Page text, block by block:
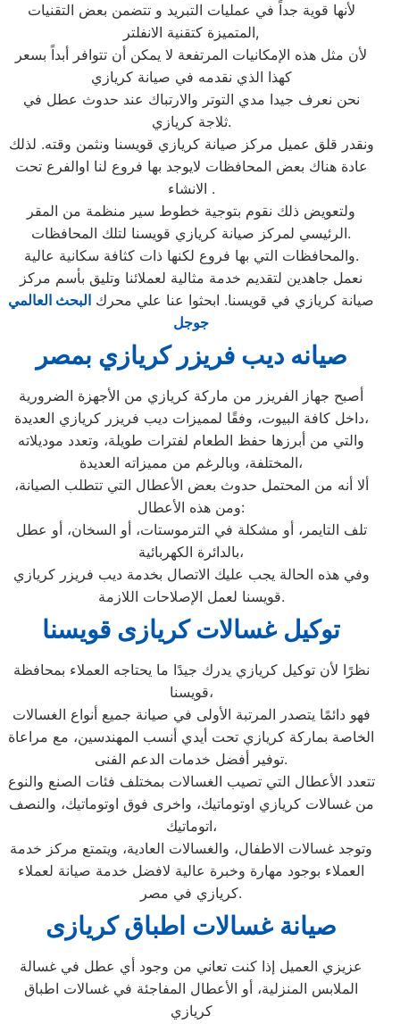
لأنها قوية جداً في عمليات التبريد و تتضمن بعض التقنيات
المتميزة كتقنية الانفلتر,
لأن مثل هذه الإمكانيات المرتفعة لا يمكن أن تتوافر أبداً بسعر
كهذا الذي نقدمه في صيانة كريازي
نحن نعرف جيدا مدي التوتر والارتباك عند حدوث عطل في
ثلاجة كريازي.
ونقدر قلق عميل مركز صيانة كريازي قويسنا ونثمن وقته. لذلك
عادة هناك بعض المحافظات لايوجد بها فروع لنا اوالفرع تحت
الانشاء .
ولتعويض ذلك نقوم بتوجية خطوط سير منظمة من المقر
الرئيسي لمركز صيانة كريازي قويسنا لتلك المحافظات.
والمحافظات التي بها فروع لكنها ذات كثافة سكانية عالية.
نعمل جاهدين لتقديم خدمة مثالية لعملائنا وتليق بأسم مركز
صيانة كريازي في قويسنا. ابحثوا عنا علي محرك البحث العالمي
جوجل
صيانه ديب فريزر كريازي بمصر
أصبح جهاز الفريزر من ماركة كريازي من الأجهزة الضرورية
داخل كافة البيوت، وفقًا لمميزات ديب فريزر كريازي العديدة،
والتي من أبرزها حفظ الطعام لفترات طويلة، وتعدد موديلاته
المختلفة، وبالرغم من مميزاته العديدة،
ألا أنه من المحتمل حدوث بعض الأعطال التي تتطلب الصيانة،
ومن هذه الأعطال:
تلف التايمر، أو مشكلة في الترموستات، أو السخان، أو عطل
بالدائرة الكهربائية،
وفي هذه الحالة يجب عليك الاتصال بخدمة ديب فريزر كريازي
قويسنا لعمل الإصلاحات اللازمة.
توكيل غسالات كريازى قويسنا
نظرًا لأن توكيل كريازي يدرك جيدًا ما يحتاجه العملاء بمحافظة
قويسنا،
فهو دائمًا يتصدر المرتبة الأولى في صيانة جميع أنواع الغسالات
الخاصة بماركة كريازي تحت أيدي أنسب المهندسين، مع مراعاة
توفير أفضل خدمات الدعم الفنى.
تتعدد الأعطال التي تصيب الغسالات بمختلف فئات الصنع والنوع
من غسالات كريازي اوتوماتيك، واخرى فوق اوتوماتيك، والنصف
اتوماتيك،
وتوجد غسالات الاطفال، والغسالات العادية، ويتمتع مركز خدمة
العملاء بوجود مهارة وخبرة عالية لافضل خدمة صيانة لعملاء
كريازي في مصر.
صيانة غسالات اطباق كريازى
عزيزي العميل إذا كنت تعاني من وجود أي عطل في غسالة
الملابس المنزلية، أو الأعطال المفاجئة في غسالات اطباق
كريازي